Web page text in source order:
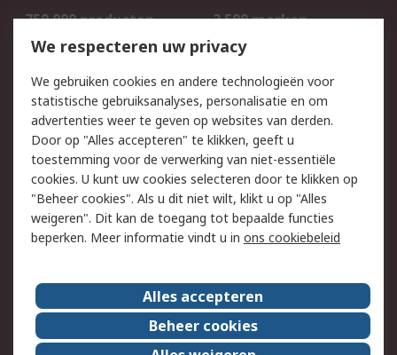
750.000 producten
2.500 merken
Bestellen
Inkoopoplossingen
Track & Trace
Wettelijk
Cookiebeleid
Email veiligheid
Privacybeleid
Websitevoorwaarden
Algemene
verkoopvoorwaarden
Over RS
RS Group
Over ons
RS wereldwijd
Werken bij RS
We respecteren uw privacy
We gebruiken cookies en andere technologieën voor
statistische gebruiksanalyses, personalisatie en om
advertenties weer te geven op websites van derden.
Door op "Alles accepteren" te klikken, geeft u
toestemming voor de verwerking van niet-essentiële
cookies. U kunt uw cookies selecteren door te klikken op
"Beheer cookies". Als u dit niet wilt, klikt u op "Alles
weigeren". Dit kan de toegang tot bepaalde functies
beperken. Meer informatie vindt u in ons cookiebeleid
Alles accepteren
Beheer cookies